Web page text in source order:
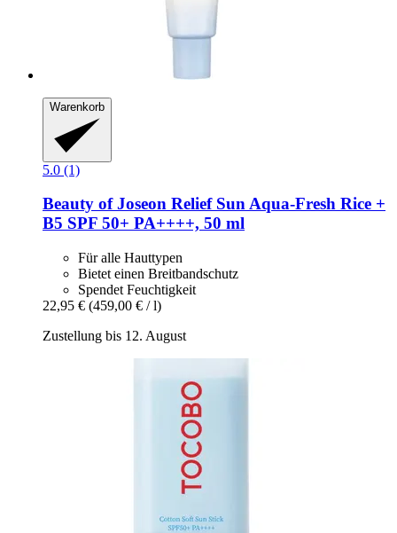
Warenkorb
5.0 (1)
Beauty of Joseon Relief Sun Aqua-​Fresh Rice +
B5 SPF 50+ PA++++, 50 ml
Für alle Hauttypen
Bietet einen Breitbandschutz
Spendet Feuchtigkeit
22,95 € (459,00 € / l)
Zustellung bis 12. August